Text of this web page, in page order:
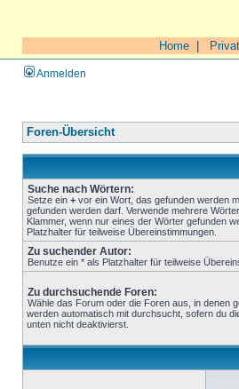
Home Privat
Anmelden
Foren-Übersicht
Suche nach Wörtern:
Setze ein + vor ein Wort, das gefunden werden
gefunden werden darf. Verwende mehrere
Klammer, wenn nur eines der Wörter gefunden
Platzhalter für teilweise Übereinstimmungen.
Zu suchender Autor:
Benutze ein * als Platzhalter für teilweise
Zu durchsuchende Foren:
Wähle das Forum oder die Foren aus, in denen
werden automatisch mit durchsucht, sofern du
unten nicht deaktivierst.